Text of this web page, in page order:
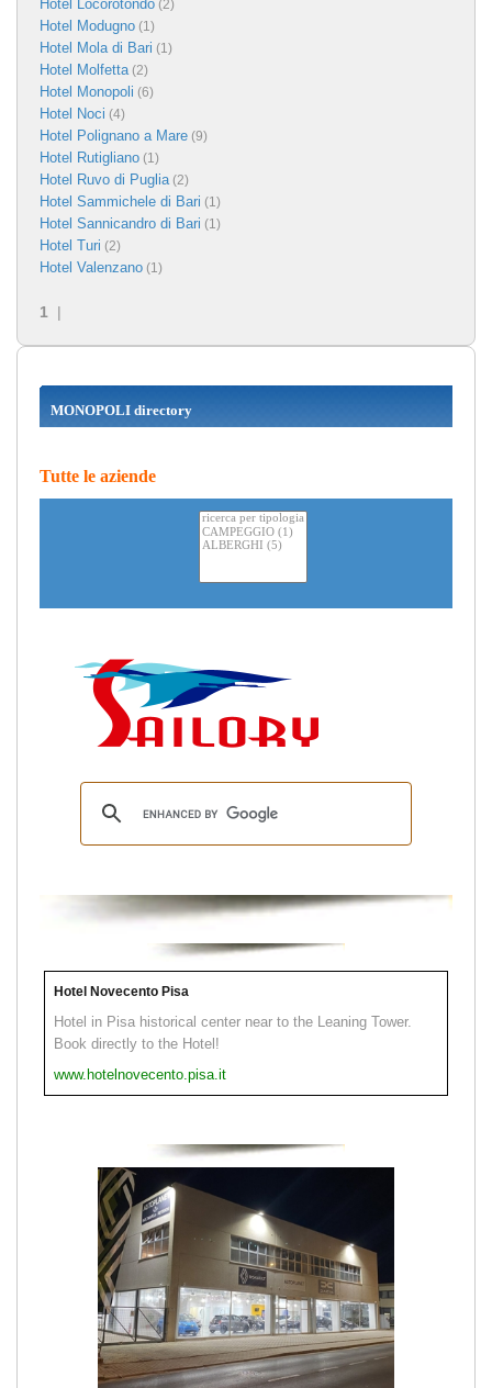
Hotel Locorotondo (2)
Hotel Modugno (1)
Hotel Mola di Bari (1)
Hotel Molfetta(2)
Hotel Monopoli (6)
Hotel Noci (4)
Hotel Polignano a Mare (9)
Hotel Rutigliano (1)
Hotel Ruvo di Puglia(2)
Hotel Sammichele di Bari (1)
Hotel Sannicandro di Bari (1)
Hotel Turi (2)
Hotel Valenzano (1)
1 |
MONOPOLI directory
Tutte le aziende
Hotel Novecento Pisa
Hotel in Pisa historical center near to the Leaning Tower.
Book directly to the Hotel!
www.hotelnovecento.pisa.it